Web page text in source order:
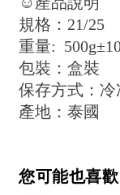
規格：21/25
重量:
包裝：盒裝
保存方式：冷
產地：泰國
您可能也喜歡